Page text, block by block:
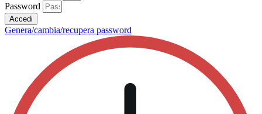
Password
Accedi
Genera/cambia/recupera password